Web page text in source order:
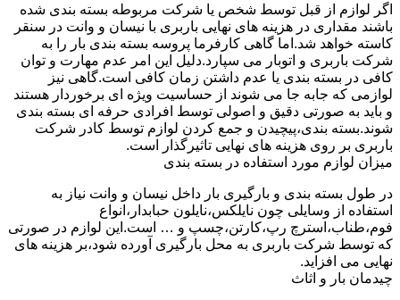
اگر لوازم از قبل توسط شخص یا شرکت مربوطه بسته بندی شده
باشند مقداری در هزینه های نهایی باربری با نیسان و وانت در سنقر
کاسته خواهد شد.اما گاهی کارفرما پروسه بسته بندی بار را به
شرکت باربری و اتوبار می سپارد.دلیل این امر عدم مهارت و توان
کافی در بسته بندی یا عدم داشتن زمان کافی است.گاهی نیز
لوازمی که جابه جا می شوند از حساسیت ویژه ای برخوردار هستند
و باید به صورتی دقیق و اصولی توسط افرادی حرفه ای بسته بندی
شوند.بسته بندی،پیچیدن و جمع کردن لوازم توسط کادر شرکت
باربری بر روی هزینه های نهایی تاثیرگذار است.
میزان لوازم مورد استفاده در بسته بندی
در طول بسته بندی و بارگیری بار داخل نیسان و وانت نیاز به
استفاده از وسایلی چون نایلکس،نایلون حبابدار،انواع
فوم،طناب،استرچ رپ،کارتن،چسپ و … است.این لوازم در صورتی
که توسط شرکت باربری به محل بارگیری آورده شود،بر هزینه های
نهایی می افزاید.
چیدمان بار و اثاث